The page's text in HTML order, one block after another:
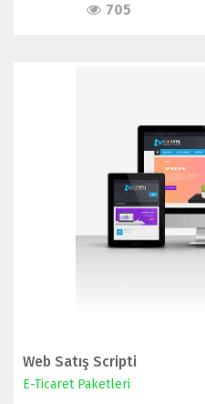
705
Web Satış Scripti
E-Ticaret Paketleri